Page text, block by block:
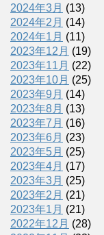
2024年3月 (13)
2024年2月 (14)
2024年1月 (11)
2023年12月 (19)
2023年11月 (22)
2023年10月 (25)
2023年9月 (14)
2023年8月 (13)
2023年7月 (16)
2023年6月 (23)
2023年5月 (25)
2023年4月 (17)
2023年3月 (25)
2023年2月 (21)
2023年1月 (21)
2022年12月 (28)